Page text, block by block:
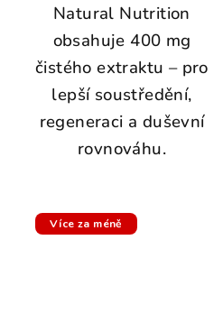
Natural Nutrition
obsahuje 400 mg
čistého extraktu – pro
lepší soustředění,
regeneraci a duševní
rovnováhu.
Více za méně